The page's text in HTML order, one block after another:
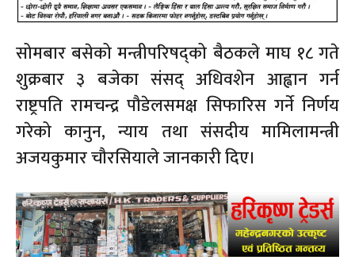
सोमबार बसेको मन्त्रीपरिषद्को बैठकले माघ १८ गते
शुक्रबार ३ बजेका संसद् अधिवशेन आह्वान गर्न
राष्ट्रपति रामचन्द्र पौडेलसमक्ष सिफारिस गर्ने निर्णय
गरेको कानुन, न्याय तथा संसदीय मामिलामन्त्री
अजयकुमार चौरसियाले जानकारी दिए।